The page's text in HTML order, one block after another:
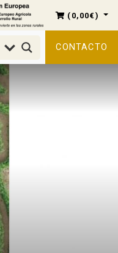
( 0,00€ )
CONTACTO